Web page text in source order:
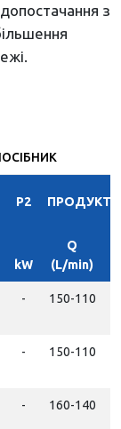
з
P2
kW
Q
(L/min)
- 150-110
- 150-110
- 160-140